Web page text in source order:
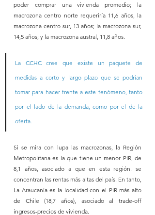
poder comprar una vivienda promedio; la
macrozona centro norte requeriría 11,6 años, la
macrozona centro sur, 13 años; la macrozona sur,
14,5 años; y la macrozona austral, 11,8 años.
La CCHC cree que existe un paquete de
medidas a corto y largo plazo que se podrían
tomar para hacer frente a este fenómeno, tanto
por el lado de la demanda, como por el de la
oferta.
Si se mira con lupa las macrozonas, la Región
Metropolitana es la que tiene un menor PIR, de
8,1 años, asociado a que en esta región. se
concentran las rentas más altas del país. En tanto,
La Araucanía es la localidad con el PIR más alto
de Chile (18,7 años), asociado al trade-off
ingresos-precios de vivienda.